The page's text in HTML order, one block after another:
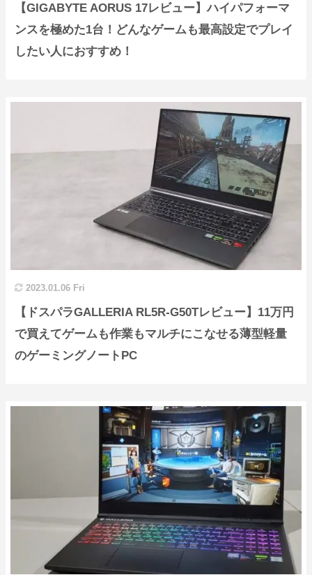
【GIGABYTE AORUS 17レビュー】ハイパフォーマ
ンスを極めた1台！どんなゲームも最高設定でプレイ
したい人におすすめ！
2023.01.06 Fri
【ドスパラGALLERIA RL5R-G50Tレビュー】11万円
で買えてゲームも作業もマルチにこなせる薄型軽量
のゲーミングノートPC